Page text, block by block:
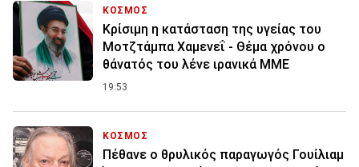
ΚΟΣΜΟΣ
Κρίσιμη η κατάσταση της υγείας του
Μοτζτάμπα Χαμενεΐ - Θέμα χρόνου ο
θάνατός του λένε ιρανικά ΜΜΕ
19:53
ΚΟΣΜΟΣ
Πέθανε ο θρυλικός παραγωγός Γουίλιαμ